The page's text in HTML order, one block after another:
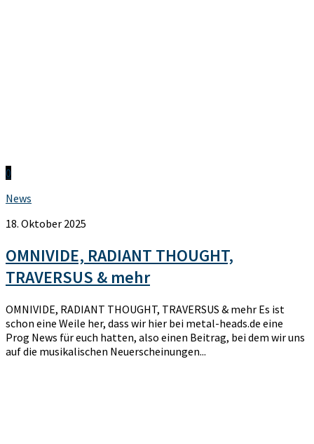
0
News
18. Oktober 2025
OMNIVIDE, RADIANT THOUGHT,
TRAVERSUS & mehr
OMNIVIDE, RADIANT THOUGHT, TRAVERSUS & mehr Es ist
schon eine Weile her, dass wir hier bei metal-heads.de eine
Prog News für euch hatten, also einen Beitrag, bei dem wir uns
auf die musikalischen Neuerscheinungen...